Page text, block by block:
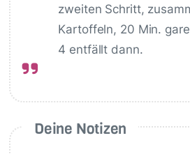
zweiten Schritt,
Kartoffeln, 20 Min.
4 entfällt dann.
Deine Notizen